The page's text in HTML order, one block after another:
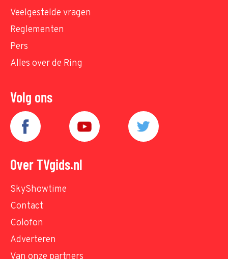
Veelgestelde vragen
Reglementen
Pers
Alles over de Ring
Volg ons
Over TVgids.nl
SkyShowtime
Contact
Colofon
Adverteren